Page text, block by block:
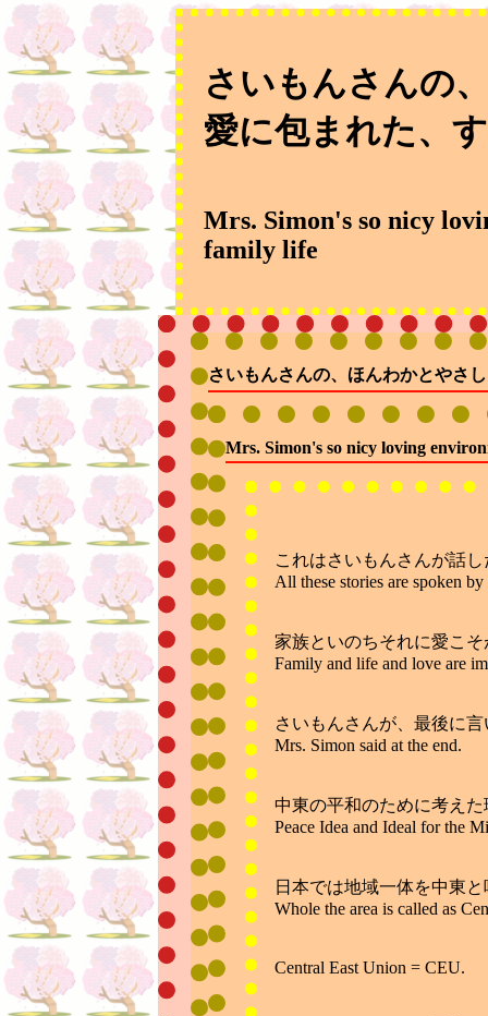
さいもんさんの
愛に包まれた、
Mrs. Simon's so nicy
family life
さいもんさんの、ほんわかとやさ
Mrs. Simon's so nicy loving
これはさいもんさんが話
All these stories are spoken
家族といのちそれに愛こ
Family and life and love are
さいもんさんが、最後に
Mrs. Simon said at the end.
中東の平和のために考えた
Peace Idea and Ideal for the
日本では地域一体を中東
Whole the area is called as
Central East Union = CEU.